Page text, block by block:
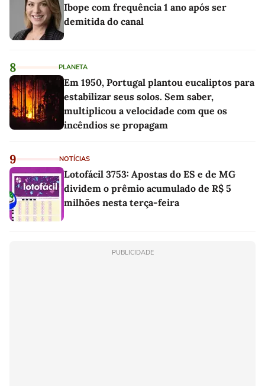
Ibope com frequência 1 ano após ser
demitida do canal
8 PLANETA
Em 1950, Portugal plantou eucaliptos para
estabilizar seus solos. Sem saber,
multiplicou a velocidade com que os
incêndios se propagam
9 NOTÍCIAS
Lotofácil 3753: Apostas do ES e de MG
dividem o prêmio acumulado de R$ 5
milhões nesta terça-feira
PUBLICIDADE